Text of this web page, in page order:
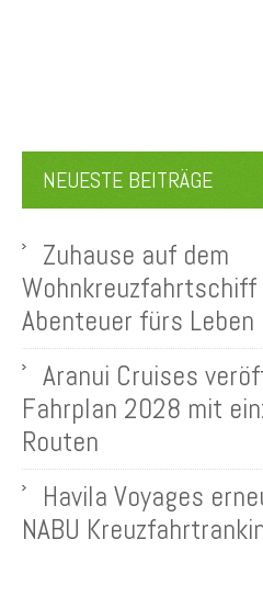
NEUESTE BEITRÄGE
Zuhause auf dem
Abenteuer fürs Leben
Aranui Cruises
Fahrplan 2028 mit
Routen
Havila Voyages
NABU